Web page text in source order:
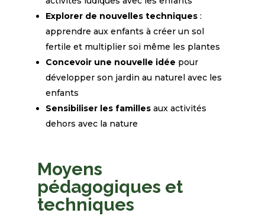
Explorer de nouvelles techniques :
apprendre aux enfants à créer un sol
fertile et multiplier soi même les plantes
Concevoir une nouvelle idée pour
développer son jardin au naturel avec les
enfants
Sensibiliser les familles aux activités
dehors avec la nature
Moyens
pédagogiques et
techniques